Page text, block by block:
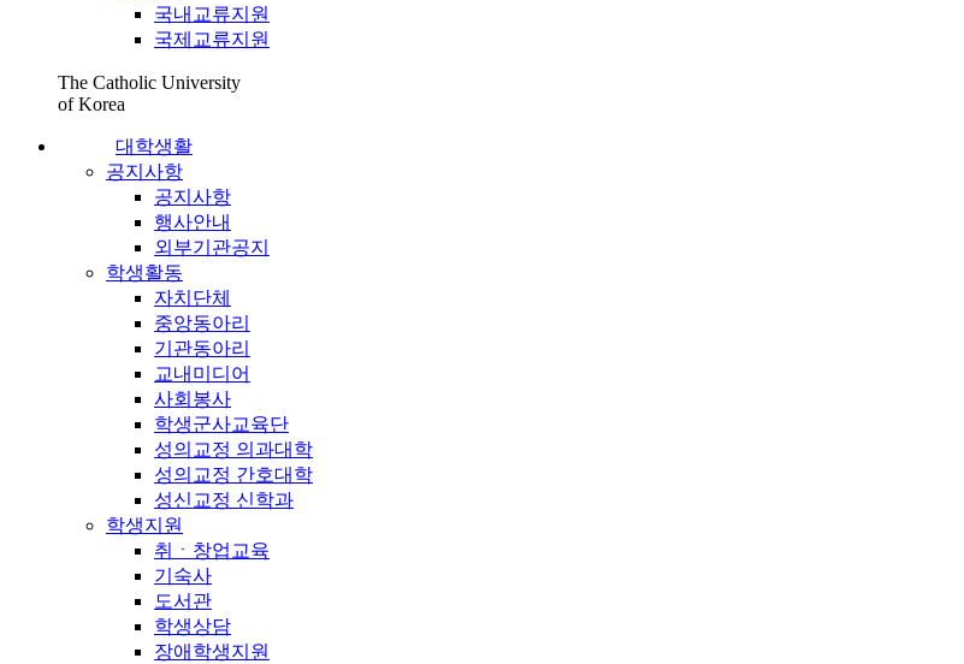
국내교류지원
국제교류지원
The Catholic University
of Korea
대학생활
공지사항
공지사항
행사안내
외부기관공지
학생활동
자치단체
중앙동아리
기관동아리
교내미디어
사회봉사
학생군사교육단
성의교정 의과대학
성의교정 간호대학
성신교정 신학과
학생지원
취ㆍ창업교육
기숙사
도서관
학생상담
장애학생지원